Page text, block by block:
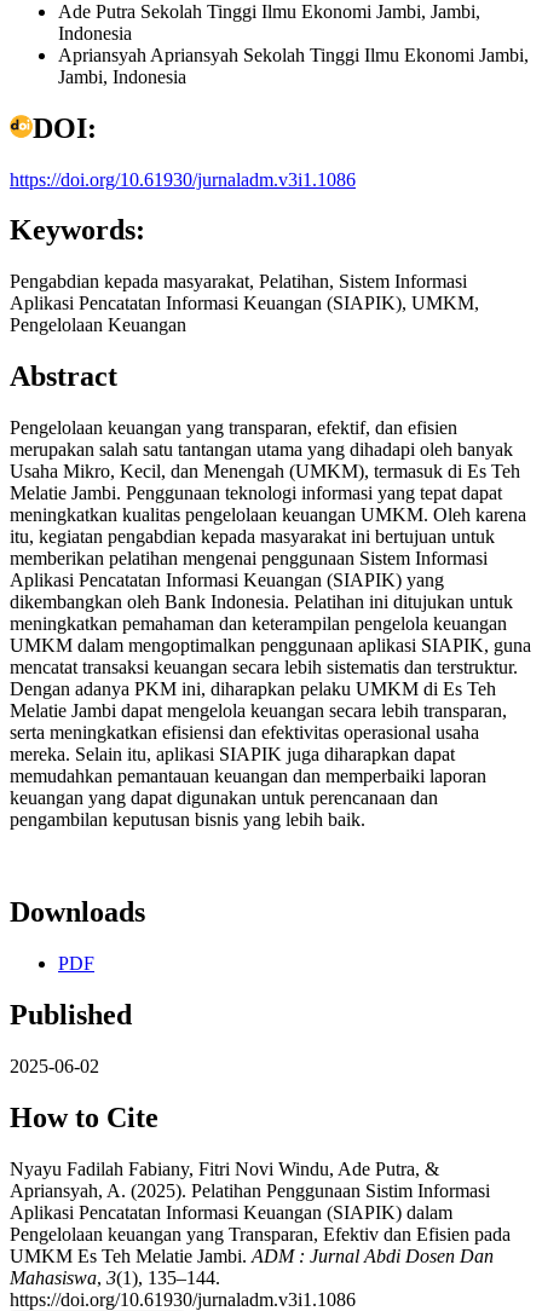
Ade Putra Sekolah Tinggi Ilmu Ekonomi Jambi, Jambi,
Indonesia
Apriansyah Apriansyah Sekolah Tinggi Ilmu Ekonomi Jambi,
Jambi, Indonesia
DOI:
https://doi.org/10.61930/jurnaladm.v3i1.1086
Keywords:
Pengabdian kepada masyarakat, Pelatihan, Sistem Informasi
Aplikasi Pencatatan Informasi Keuangan (SIAPIK), UMKM,
Pengelolaan Keuangan
Abstract
Pengelolaan keuangan yang transparan, efektif, dan efisien
merupakan salah satu tantangan utama yang dihadapi oleh banyak
Usaha Mikro, Kecil, dan Menengah (UMKM), termasuk di Es Teh
Melatie Jambi. Penggunaan teknologi informasi yang tepat dapat
meningkatkan kualitas pengelolaan keuangan UMKM. Oleh karena
itu, kegiatan pengabdian kepada masyarakat ini bertujuan untuk
memberikan pelatihan mengenai penggunaan Sistem Informasi
Aplikasi Pencatatan Informasi Keuangan (SIAPIK) yang
dikembangkan oleh Bank Indonesia. Pelatihan ini ditujukan untuk
meningkatkan pemahaman dan keterampilan pengelola keuangan
UMKM dalam mengoptimalkan penggunaan aplikasi SIAPIK, guna
mencatat transaksi keuangan secara lebih sistematis dan terstruktur.
Dengan adanya PKM ini, diharapkan pelaku UMKM di Es Teh
Melatie Jambi dapat mengelola keuangan secara lebih transparan,
serta meningkatkan efisiensi dan efektivitas operasional usaha
mereka. Selain itu, aplikasi SIAPIK juga diharapkan dapat
memudahkan pemantauan keuangan dan memperbaiki laporan
keuangan yang dapat digunakan untuk perencanaan dan
pengambilan keputusan bisnis yang lebih baik.
Downloads
PDF
Published
2025-06-02
How to Cite
Nyayu Fadilah Fabiany, Fitri Novi Windu, Ade Putra, &
Apriansyah, A. (2025). Pelatihan Penggunaan Sistim Informasi
Aplikasi Pencatatan Informasi Keuangan (SIAPIK) dalam
Pengelolaan keuangan yang Transparan, Efektiv dan Efisien pada
UMKM Es Teh Melatie Jambi. ADM : Jurnal Abdi Dosen Dan
Mahasiswa, 3(1), 135–144.
https://doi.org/10.61930/jurnaladm.v3i1.1086